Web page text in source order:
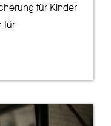
für Kinder
für